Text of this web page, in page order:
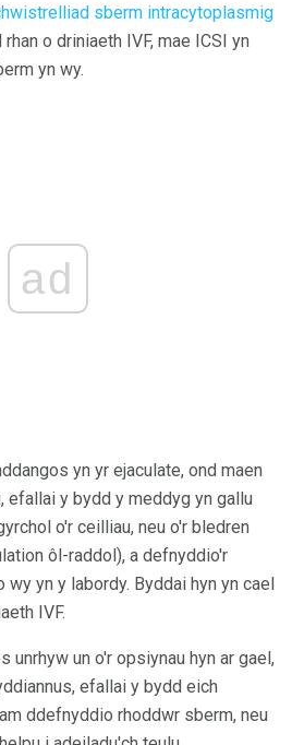
sberm intracytoplasmig
o driniaeth IVF, mae ICSI yn
yn wy.
ad
yn yr ejaculate, ond maen
efallai y bydd y meddyg yn gallu
o'r ceilliau, neu o'r bledren
ôl-raddol), a defnyddio'r
yn y labordy. Byddai hyn yn cael
IVF.
unrhyw un o'r opsiynau hyn ar gael,
efallai y bydd eich
ddefnyddio rhoddwr sberm, neu